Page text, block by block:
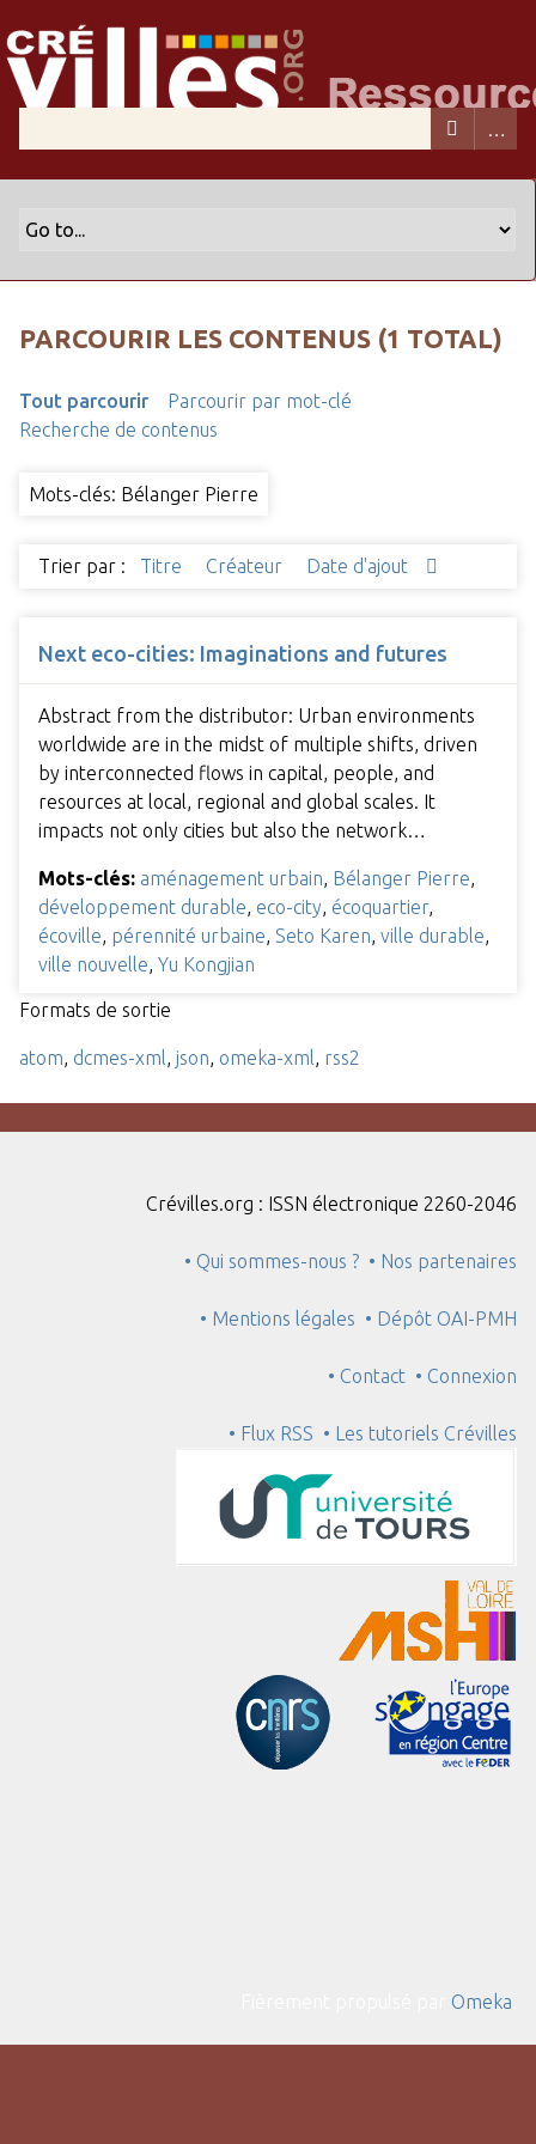
PARCOURIR LES CONTENUS (1 TOTAL)
Tout parcourir
Parcourir par mot-clé
Recherche de contenus
Mots-clés: Bélanger Pierre
Trier par : Titre Créateur Date d'ajout
Next eco-cities: Imaginations and futures
Abstract from the distributor: Urban environments
worldwide are in the midst of multiple shifts, driven
by interconnected flows in capital, people, and
resources at local, regional and global scales. It
impacts not only cities but also the network…
Mots-clés: aménagement urbain Bélanger Pierre
développement durable eco-city écoquartier,
écoville pérennité urbaine Seto Karen ville durable
ville nouvelle Yu Kongjian
Formats de sortie
atom dcmes-xml json omeka-xml rss2
Crévilles.org : ISSN électronique 2260-2046
• Qui sommes-nous ? • Nos partenaires
• Mentions légales • Dépôt OAI-PMH
• Contact • Connexion
• Flux RSS • Les tutoriels Crévilles
Omeka